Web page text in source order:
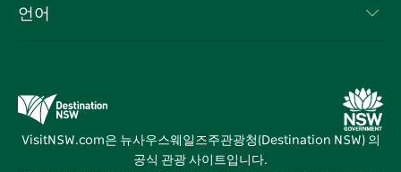
이벤트
뉴사우스웨일즈주 의 사업
뉴사우스웨일즈주관광청(Destination NSW) 미디어 센터
비비드 시드니(Vivid Sydney)
언어
VisitNSW.com은 뉴사우스웨일즈주관광청(Destination NSW) 의
공식 관광 사이트입니다.